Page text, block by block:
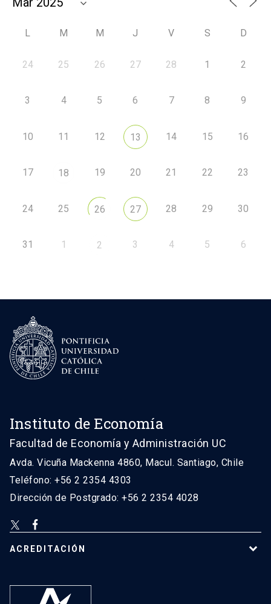
L M M J V S D
24 25 26 27 28 1 2
3 4 5 6 7 8 9
10 11 12 13 14 15 16
17 18 19 20 21 22 23
24 25 26 27 28 29 30
31 1 2 3 4 5 6
Instituto de Economía
Facultad de Economía y Administración UC
Avda. Vicuña Mackenna 4860, Macul. Santiago, Chile
Teléfono: +56 2 2354 4303
Dirección de Postgrado: +56 2 2354 4028
ACREDITACIÓN